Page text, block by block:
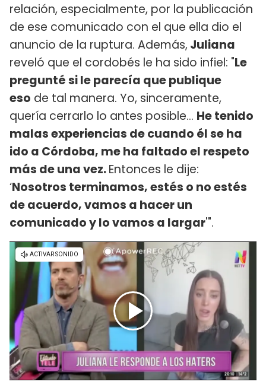
relación, especialmente, por la publicación
de ese comunicado con el que ella dio el
anuncio de la ruptura. Además, Juliana
reveló que el cordobés le ha sido infiel: "Le
pregunté si le parecía que publique
eso de tal manera. Yo, sinceramente,
quería cerrarlo lo antes posible... He tenido
malas experiencias de cuando él se ha
ido a Córdoba, me ha faltado el respeto
más de una vez.Entonces le dije:
‘Nosotros terminamos, estés o no estés
de acuerdo, vamos a hacer un
comunicado y lo vamos a largar'".